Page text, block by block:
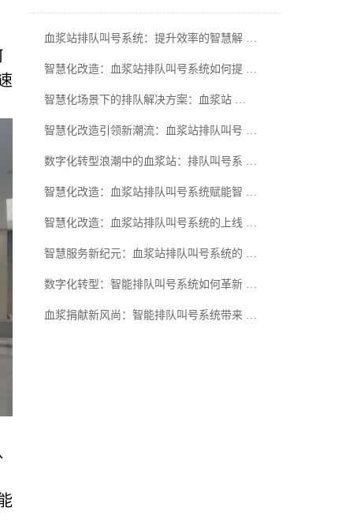
血浆站排队叫号系统：提升效率的智慧解 …
智慧化改造：血浆站排队叫号系统如何提 …
智慧化场景下的排队解决方案：血浆站 …
智慧化改造引领新潮流：血浆站排队叫号 …
数字化转型浪潮中的血浆站：排队叫号系 …
智慧化改造：血浆站排队叫号系统赋能智 …
智慧化改造：血浆站排队叫号系统的上线 …
智慧服务新纪元：血浆站排队叫号系统的 …
数字化转型：智能排队叫号系统如何革新 …
血浆捐献新风尚：智能排队叫号系统带来 …